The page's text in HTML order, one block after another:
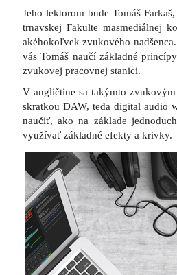
Jeho lektorom bude Tomáš
trnavskej Fakulte masmediálnej
akéhokoľvek zvukového
vás Tomáš naučí základné
zvukovej pracovnej stanici.
V angličtine sa takýmto
skratkou DAW, teda digital audio
naučiť, ako na základe
využívať základné efekty a krivky.